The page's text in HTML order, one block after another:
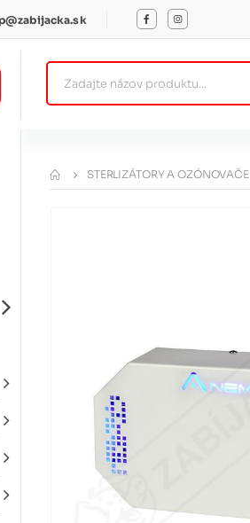
STERLIZÁTORY A OZÓNOVAČE